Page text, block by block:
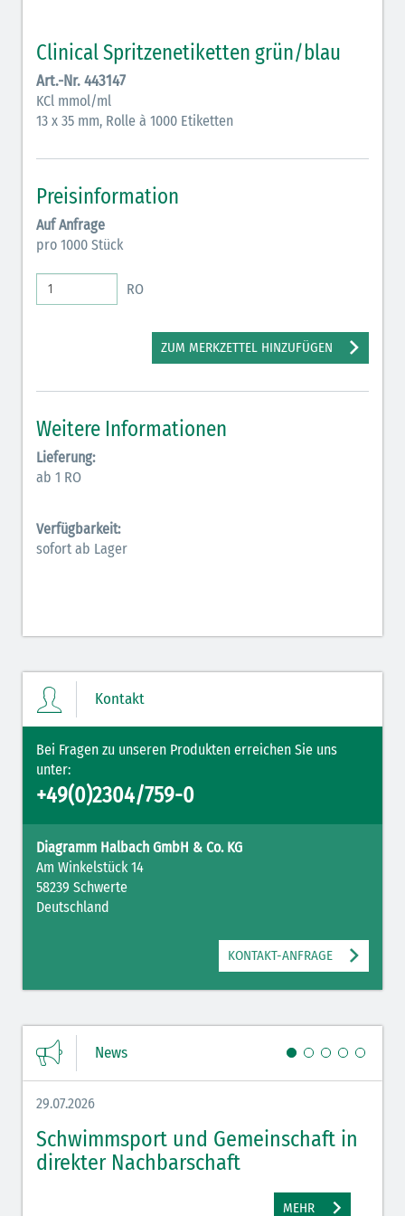
Antihypertonika/Vasodilatantien (hellviolett
schraffiert)
Anticholinergika (hellgrün)
Verschiedene Medikamente (weiß)
Antikoagulantien (hellgrau/weiß mit schwarzem
Rahmen)
Koagulantien (hellgrau/weiß schwarz schraffierterm
Bronchodilatatoren (blau-braun)
Inodilatatoren (rot-grün)
Antiarrhythmika (rot-blau)
Elektrolyte Kalium (grün-blau)
Clinical Spritzenetiketten grün/blau
Art.-Nr. 443147
KCl mmol/ml
13 x 35 mm, Rolle à 1000 Etiketten
Preisinformation
Auf Anfrage
pro 1000 Stück
RO
ZUM MERKZETTEL HINZUFÜGEN
Weitere Informationen
Lieferung:
ab 1 RO
Verfügbarkeit:
sofort ab Lager
Kontakt
Bei Fragen zu unseren Produkten erreichen Sie uns
unter:
+49(0)2304/759-0
Diagramm Halbach GmbH & Co. KG
Am Winkelstück 14
58239 Schwerte
Deutschland
KONTAKT-ANFRAGE
News
29.07.2026
Schwimmsport und Gemeinschaft in
direkter Nachbarschaft
MEHR